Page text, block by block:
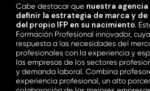
Cabe destacar que nuestra
definir la estrategia de marca y
del propio IFP en su nacimiento.
Formación Profesional innovador,
respuesta a las necesidades del
profesionales con la experiencia y
las empresas de los sectores
y demanda laboral. Combina
experiencia profesional, un alto